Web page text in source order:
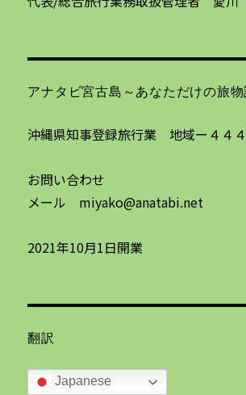
アナタビ宮古島～あなただけの旅物
沖縄県知事登録旅行業 地域ー４４
お問い合わせ
メール miyako@anatabi.net
2021年10月1日開業
翻訳
Japanese